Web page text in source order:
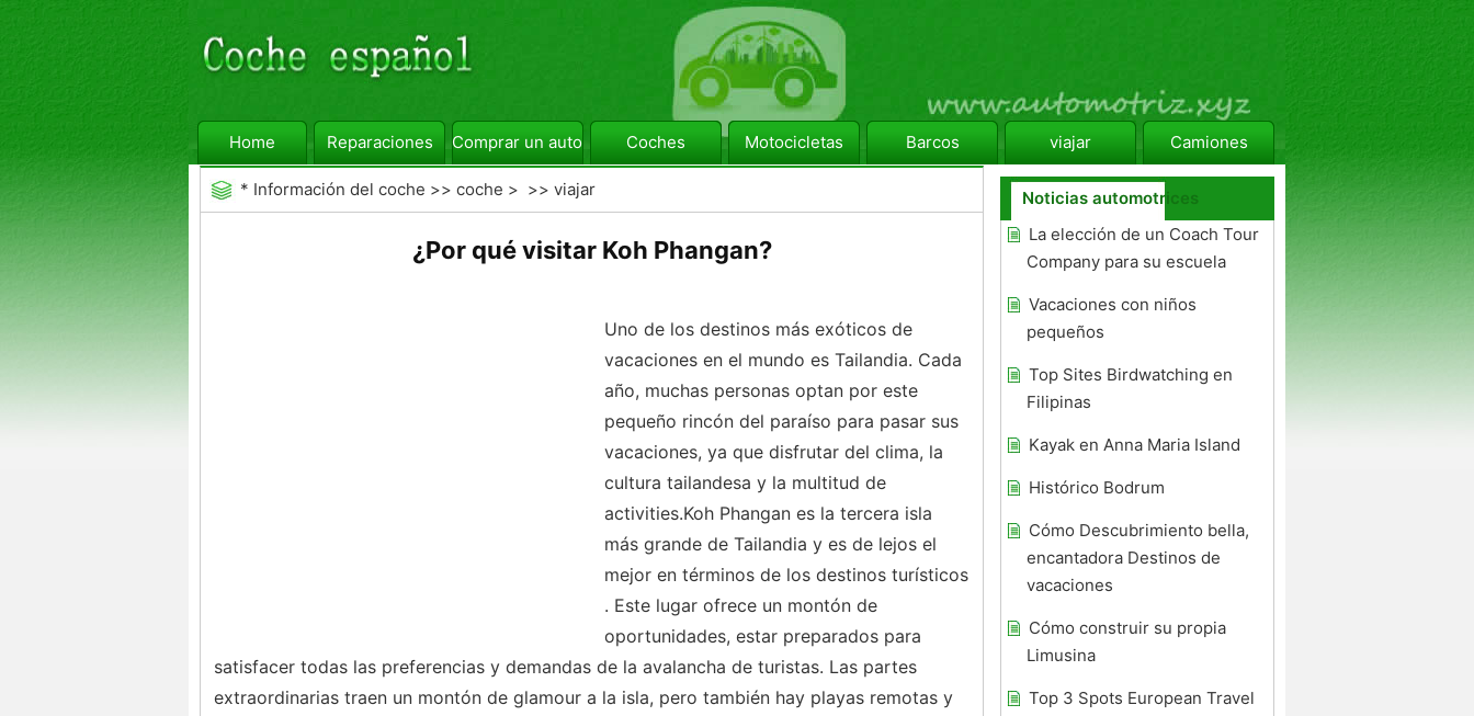
Home Reparaciones Comprar un automóvil Coches Motocicletas Barcos viajar Camiones
* Información del coche >> coche > >> viajar
¿Por qué visitar Koh Phangan?
Uno de los destinos más exóticos de
vacaciones en el mundo es Tailandia. Cada
año, muchas personas optan por este
pequeño rincón del paraíso para pasar sus
vacaciones, ya que disfrutar del clima, la
cultura tailandesa y la multitud de
activities.Koh Phangan es la tercera isla
más grande de Tailandia y es de lejos el
mejor en términos de los destinos turísticos
. Este lugar ofrece un montón de
oportunidades, estar preparados para
satisfacer todas las preferencias y demandas de la avalancha de turistas. Las partes
extraordinarias traen un montón de glamour a la isla, pero también hay playas remotas y
Noticias automotrices
La elección de un Coach Tour
Company para su escuela
Vacaciones con niños
pequeños
Top Sites Birdwatching en
Filipinas
Kayak en Anna Maria Island
Histórico Bodrum
Cómo Descubrimiento bella,
encantadora Destinos de
vacaciones
Cómo construir su propia
Limusina
Top 3 Spots European Travel